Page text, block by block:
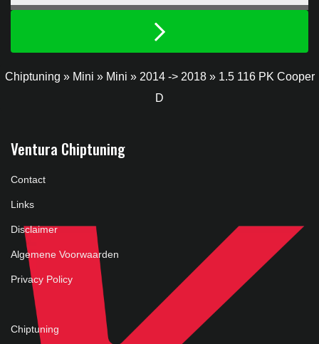
Chiptuning » Mini » Mini » 2014 -> 2018» 1.5 116 PK Cooper
D
Ventura Chiptuning
Contact
Links
Disclaimer
Algemene Voorwaarden
Privacy Policy
Chiptuning